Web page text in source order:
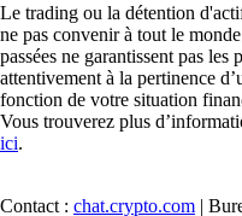
Le trading ou la détention
ne pas convenir à tout le
passées ne garantissent pas
attentivement à la pertinence
fonction de votre situation
Vous trouverez plus
ici.
Contact : chat.crypto.com |